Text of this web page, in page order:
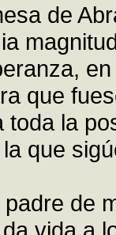
de
que
la
que
de
vida a